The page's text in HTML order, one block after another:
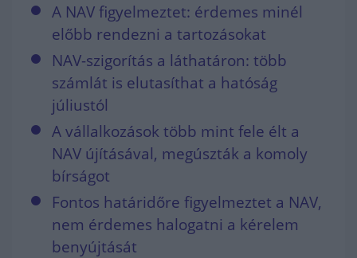
A NAV figyelmeztet: érdemes minél
előbb rendezni a tartozásokat
NAV-szigorítás a láthatáron: több
számlát is elutasíthat a hatóság
júliustól
A vállalkozások több mint fele élt a
NAV újításával, megúszták a komoly
bírságot
Fontos határidőre figyelmeztet a NAV,
nem érdemes halogatni a kérelem
benyújtását